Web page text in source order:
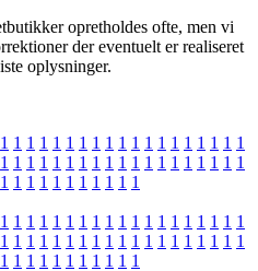
opretholdes ofte, men vi
der eventuelt er realiseret
oplysninger.
1 1 1 1 1 1 1 1 1 1 1 1 1 1 1 1 1 1 1
1 1 1 1 1 1 1 1 1 1 1 1 1 1 1 1 1 1 1
1 1 1 1 1 1 1 1 1 1 1
1 1 1 1 1 1 1 1 1 1 1 1 1 1 1 1 1 1 1
1 1 1 1 1 1 1 1 1 1 1 1 1 1 1 1 1 1 1
1 1 1 1 1 1 1 1 1 1 1